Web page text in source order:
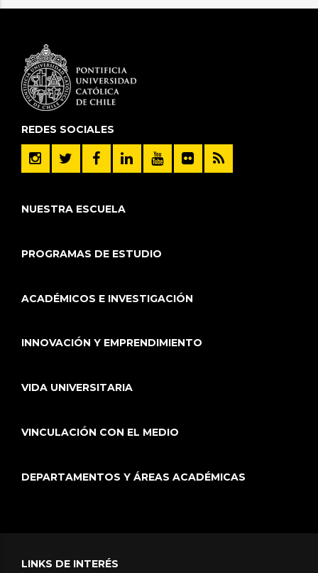
REDES SOCIALES
NUESTRA ESCUELA
PROGRAMAS DE ESTUDIO
ACADÉMICOS E INVESTIGACIÓN
INNOVACIÓN Y EMPRENDIMIENTO
VIDA UNIVERSITARIA
VINCULACIÓN CON EL MEDIO
DEPARTAMENTOS Y ÁREAS ACADÉMICAS
LINKS DE INTERÉS